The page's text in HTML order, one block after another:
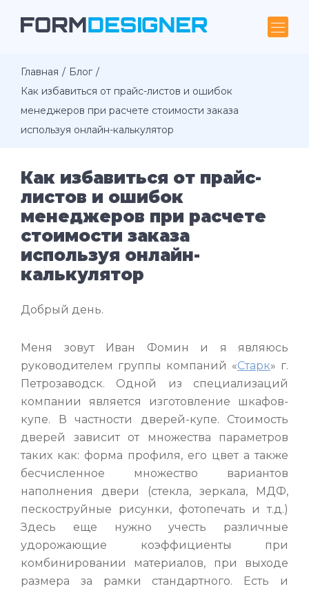
Главная
Блог
Как избавиться от прайс-листов и ошибок
менеджеров при расчете стоимости заказа
используя онлайн-калькулятор
Как избавиться от прайс-
листов и ошибок
менеджеров при расчете
стоимости заказа
используя онлайн-
калькулятор
Добрый день.
Меня зовут Иван Фомин и я являюсь
руководителем группы компаний «Старк» г.
Петрозаводск. Одной из специализаций
компании является изготовление шкафов-
купе. В частности дверей-купе. Стоимость
дверей зависит от множества параметров
таких как: форма профиля, его цвет а также
бесчисленное множество вариантов
наполнения двери (стекла, зеркала, МДФ,
пескоструйные рисунки, фотопечать и т.д.)
Здесь еще нужно учесть различные
удорожающие коэффициенты при
комбинировании материалов, при выходе
размера за рамки стандартного. Есть и